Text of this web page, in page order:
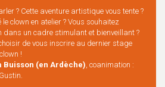
? Cette aventure artistique vous tente ?
clown en atelier ? Vous souhaitez
dans un cadre stimulant et bienveillant ?
de vous inscrire au dernier stage
!
Buisson (en Ardèche), coanimation :